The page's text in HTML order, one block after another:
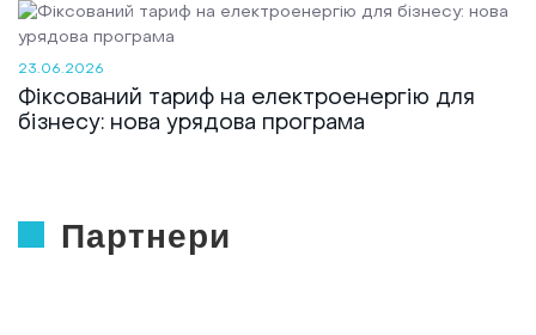
23.06.2026
Фіксований тариф на електроенергію для
бізнесу: нова урядова програма
Партнери